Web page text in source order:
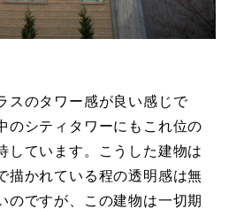
スのタワー感が良い感じで
のシティタワーにもこれ位の
しています。こうした建物は
描かれている程の透明感は無
のですが、この建物は一切期